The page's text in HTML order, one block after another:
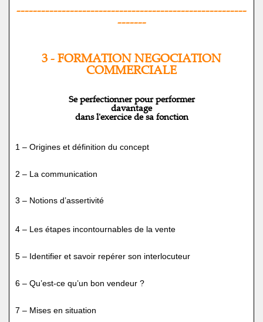
--------------------------------------------------------
-------
3 - FORMATION NEGOCIATION
COMMERCIALE
Se perfectionner pour performer
davantage
dans l'exercice de sa fonction
1 – Origines et définition du concept
2 – La communication
3 – Notions d’assertivité
4 – Les étapes incontournables de la vente
5 – Identifier et savoir repérer son interlocuteur
6 – Qu’est-ce qu’un bon vendeur ?
7 – Mises en situation